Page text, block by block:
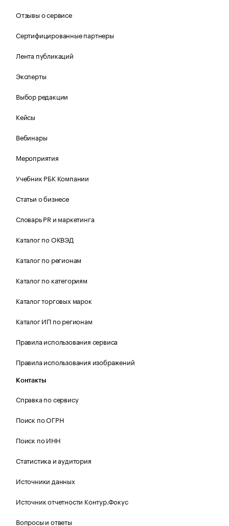
Отзывы о сервисе
Сертифицированные партнеры
Лента публикаций
Эксперты
Выбор редакции
Кейсы
Вебинары
Мероприятия
Учебник РБК Компании
Статьи о бизнесе
Словарь PR и маркетинга
Каталог по ОКВЭД
Каталог по регионам
Каталог по категориям
Каталог торговых марок
Каталог ИП по регионам
Правила использования сервиса
Правила использования изображений
Контакты
Справка по сервису
Поиск по ОГРН
Поиск по ИНН
Статистика и аудитория
Источники данных
Источник отчетности Контур.Фокус
Вопросы и ответы